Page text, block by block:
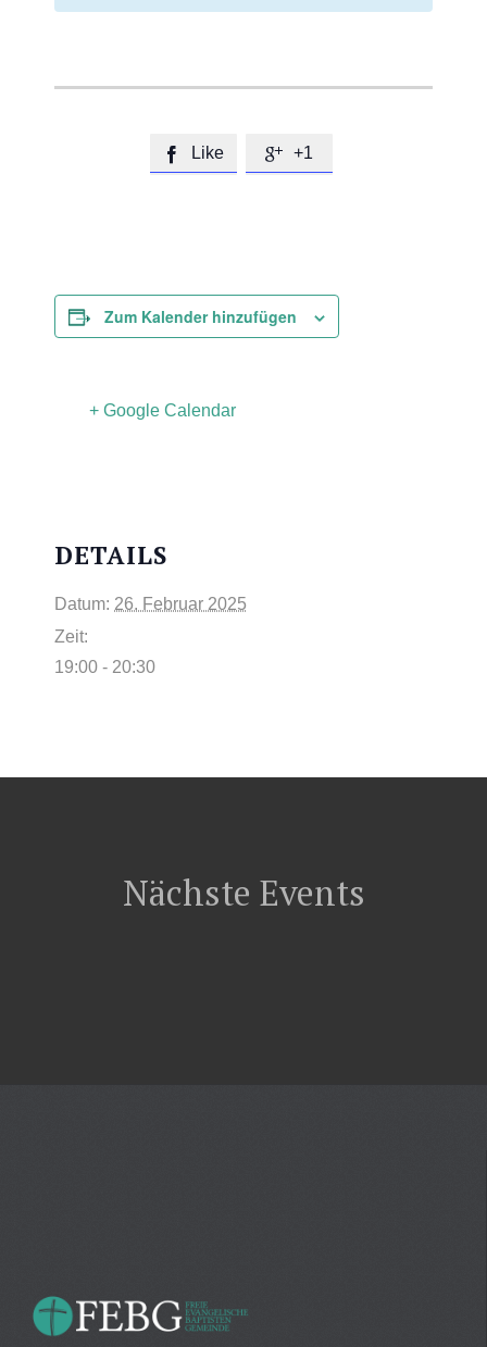
 Like  +1
Zum Kalender hinzufügen
+ Google Calendar
DETAILS
Datum: 26. Februar 2025
Zeit:
19:00 - 20:30
Nächste Events